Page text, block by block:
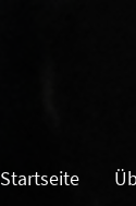
Startseite